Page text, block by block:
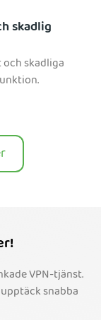
skadlig
och skadliga
VPN-tjänst.
snabba